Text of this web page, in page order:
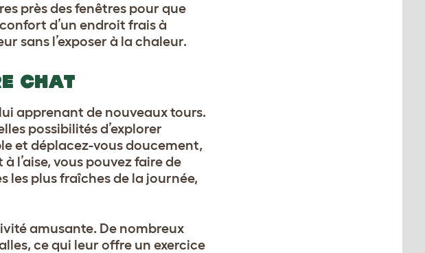
près des fenêtres pour que
d’un endroit frais à
sans l’exposer à la chaleur.
CHAT
apprenant de nouveaux tours.
possibilités d’explorer
et déplacez-vous doucement,
l’aise, vous pouvez faire de
les plus fraîches de la journée,
amusante. De nombreux
ce qui leur offre un exercice